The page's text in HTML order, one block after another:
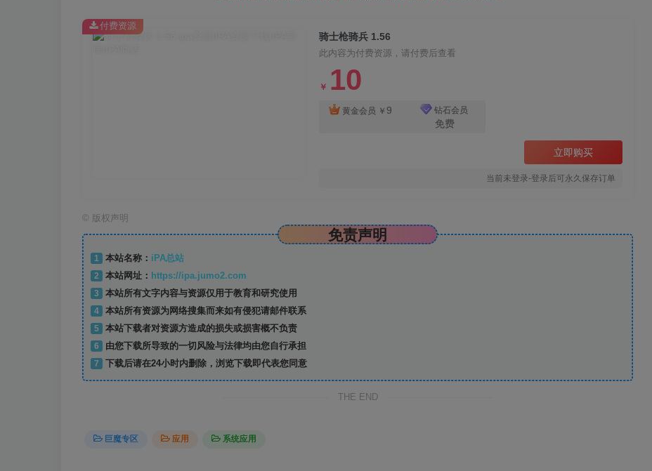
骑士枪骑兵 1.56
此内容为付费资源，请付费后查看
￥ 10
黄金会员 ￥9 钻石会员
免费
立即购买
当前未登录-登录后可永久保存订单
付费资源
© 版权声明
免责声明
1 本站名称： iPA总站
2
本站网址： https://ipa.jumo2.com
3
本站所有文字内容与资源仅用于教育和研究使用
4
本站所有资源为网络搜集而来如有侵犯请邮件联系
5
本站下载者对资源方造成的损失或损害概不负责
6
由您下载所导致的一切风险与法律均由您自行承担
7
下载后请在24小时内删除，浏览下载即代表您同意
THE END
巨魔专区 应用 系统应用